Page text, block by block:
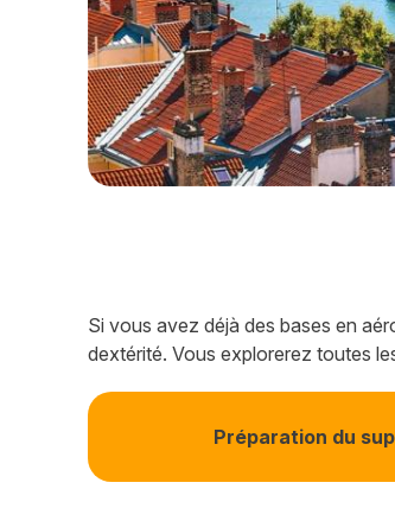
Si vous avez déjà des bases en
dextérité. Vous explorerez toutes
Préparation du